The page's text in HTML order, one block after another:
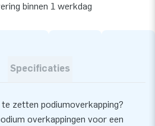
binnen 1 werkdag
Specificaties
zetten podiumoverkapping?
overkappingen voor een